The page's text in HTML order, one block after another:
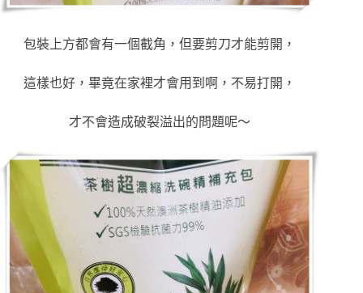
包裝上方都會有一個截角，但要剪刀才能剪開，
這樣也好，畢竟在家裡才會用到啊，不易打開，
才不會造成破裂溢出的問題呢～